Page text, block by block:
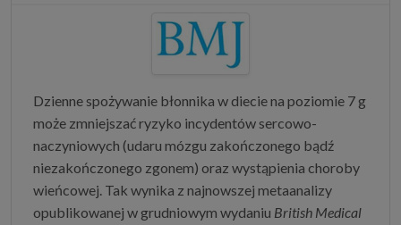
Dzienne spożywanie błonnika w diecie na poziomie 7 g
może zmniejszać ryzyko incydentów sercowo-
naczyniowych (udaru mózgu zakończonego bądź
niezakończonego zgonem) oraz wystąpienia choroby
wieńcowej. Tak wynika z najnowszej metaanalizy
opublikowanej w grudniowym wydaniu British Medical